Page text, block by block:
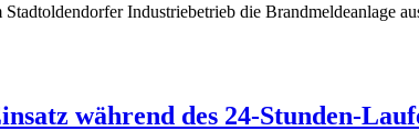
Industriebetrieb die
während des 24-Stunden-